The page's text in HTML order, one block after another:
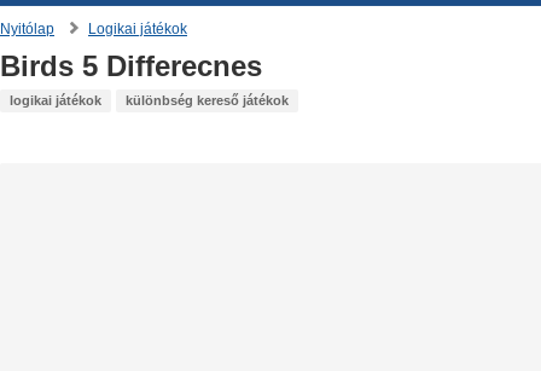
Nyitólap Logikai játékok
Birds 5 Differecnes
logikai játékok különbség kereső játékok